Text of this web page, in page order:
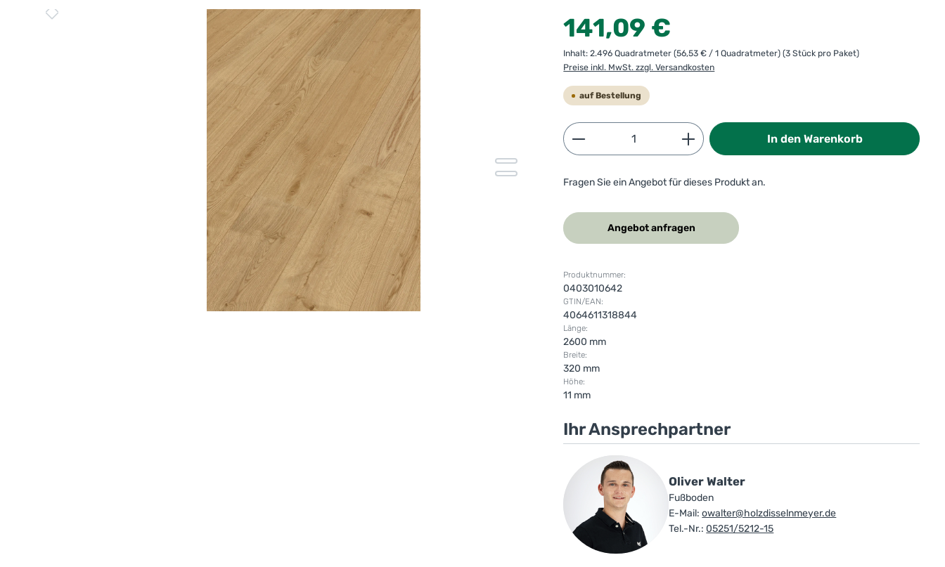
Bildergalerie überspringen Regulärer Preis:
141,09 €
Inhalt:2.496 Quadratmeter(56,53 € / 1 Quadratmeter)(3 Stück pro Paket)
Preise inkl. MwSt. zzgl. Versandkosten
auf Bestellung
Produkt Anzahl: Gib den gewünschten Wert ein
In den Warenkorb
Fragen Sie ein Angebot für dieses Produkt an.
Angebot anfragen
Produktnummer:
0403010642
GTIN/EAN:
4064611318844
Länge:
2600 mm
Breite:
320 mm
Höhe:
11 mm
Ihr Ansprechpartner
Oliver Walter
Fußboden
E-Mail: owalter@holzdisselnmeyer.de
Tel.-Nr.: 05251/5212-15